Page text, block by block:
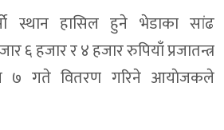
स्थान हासिल हुने भेडाका सांढ
६ हजार र ४ हजार रुपियाँ प्रजातन्त्र
७ गते वितरण गरिने आयाेजकले